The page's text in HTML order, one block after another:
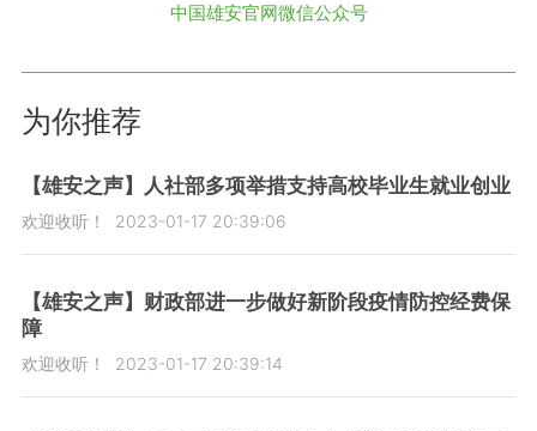
中国雄安官网微信公众号
为你推荐
【雄安之声】人社部多项举措支持高校毕业生就业创业
欢迎收听！ 2023-01-17 20:39:06
【雄安之声】财政部进一步做好新阶段疫情防控经费保
障
欢迎收听！ 2023-01-17 20:39:14